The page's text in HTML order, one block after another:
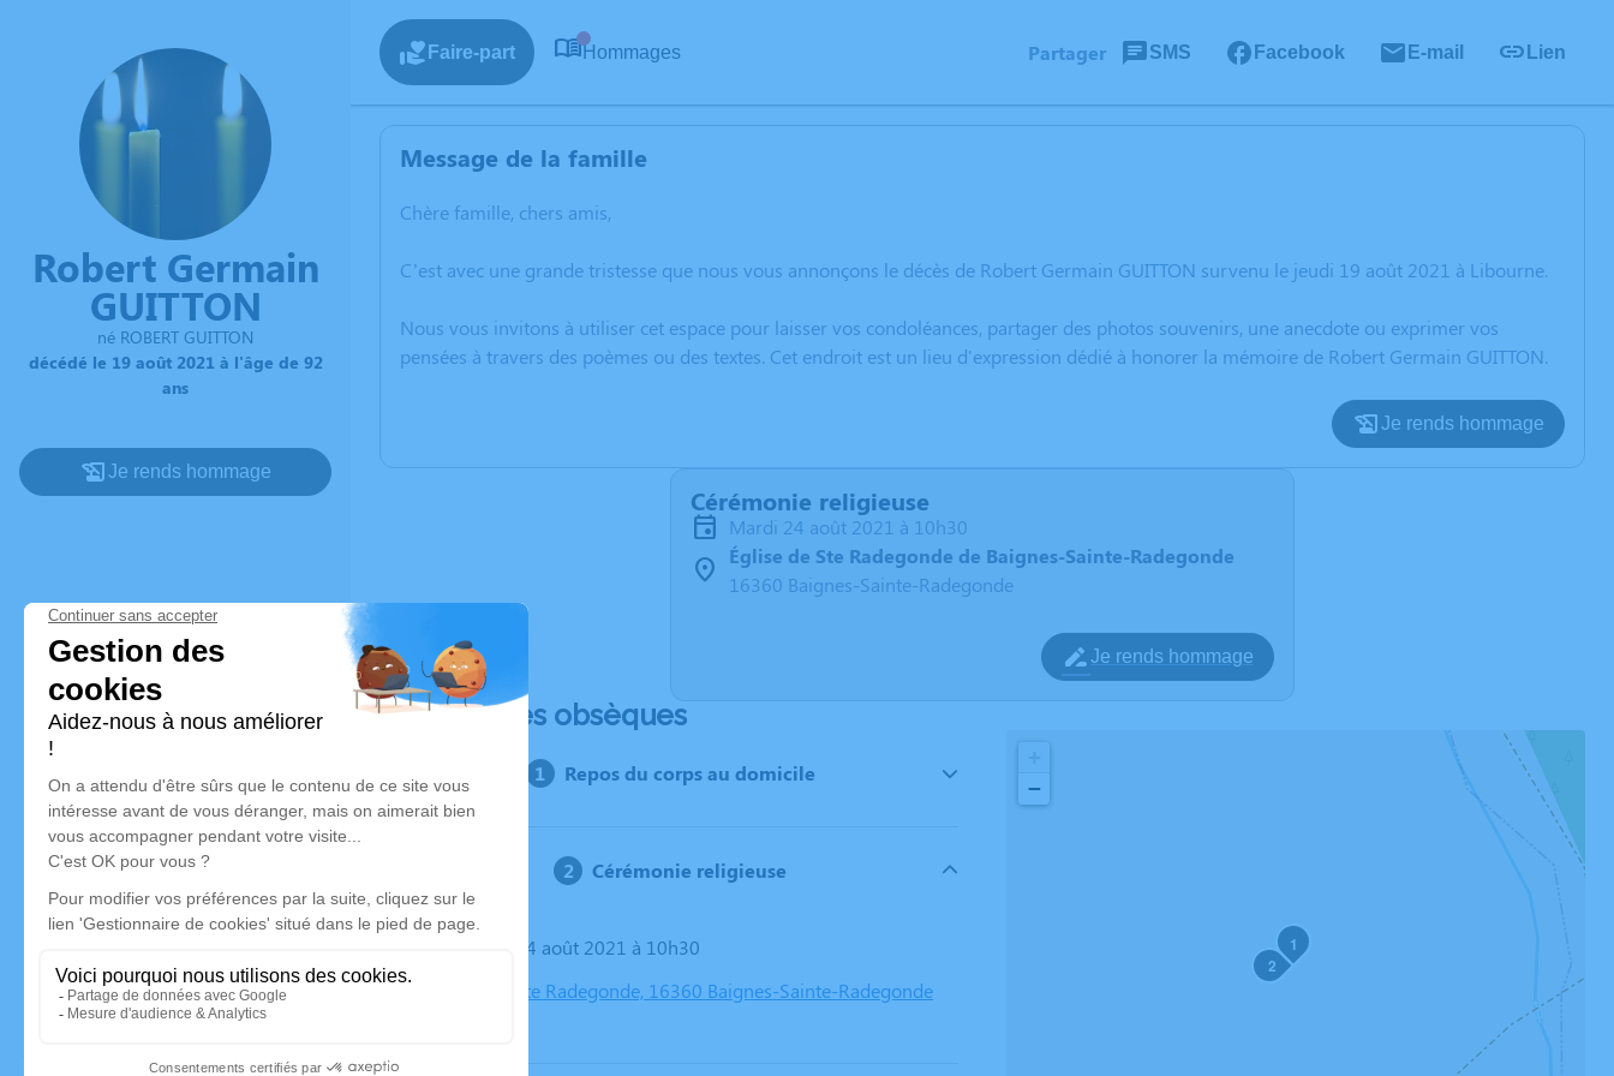
Robert Germain
GUITTON
né ROBERT GUITTON
décédé le 19 août 2021 à l'âge de 92
ans
Je rends hommage
Faire-part Hommages Partager SMS Facebook E-mail Lien
Message de la famille
Chère famille, chers amis,
C’est avec une grande tristesse que nous vous annonçons le décès de Robert Germain GUITTON survenu le jeudi 19 août 2021 à Libourne.
Nous vous invitons à utiliser cet espace pour laisser vos condoléances, partager des photos souvenirs, une anecdote ou exprimer vos
pensées à travers des poèmes ou des textes. Cet endroit est un lieu d'expression dédié à honorer la mémoire de Robert Germain GUITTON.
Je rends hommage
Cérémonie religieuse
mardi 24 août 2021 à 10h30
Église de Ste Radegonde de Baignes-Sainte-Radegonde
16360 Baignes-Sainte-Radegonde
Je rends hommage
Déroulé des obsèques
Repos du corps au domicile
Cérémonie religieuse
Le mardi 24 août 2021 à 10h30
Église de Ste Radegonde, 16360 Baignes-Sainte-Radegonde
1
2
−